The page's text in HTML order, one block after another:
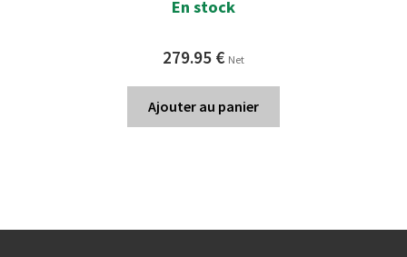
En stock
279.95 € Net
Ajouter au panier